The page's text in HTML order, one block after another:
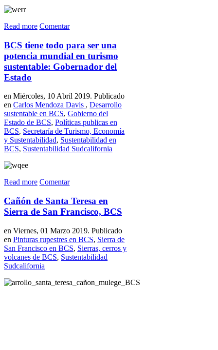
Read more Comentar
BCS tiene todo para ser una
potencia mundial en turismo
sustentable: Gobernador del
Estado
en Miércoles, 10 Abril 2019. Publicado
en Carlos Mendoza Davis , Desarrollo
sustentable en BCS, Gobierno del
Estado de BCS, Políticas publicas en
BCS, Secretaría de Turismo, Economía
y Sustentabilidad, Sustentabilidad en
BCS, Sustentabilidad Sudcalifornia
Read more Comentar
Cañón de Santa Teresa en
Sierra de San Francisco, BCS
en Viernes, 01 Marzo 2019. Publicado
en Pinturas rupestres en BCS, Sierra de
San Francisco en BCS, Sierras, cerros y
volcanes de BCS, Sustentabilidad
Sudcalifornia